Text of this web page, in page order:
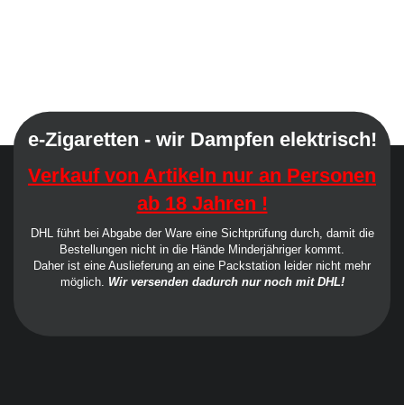
e-Zigaretten - wir Dampfen elektrisch!
Verkauf von Artikeln nur an Personen
ab 18 Jahren !
DHL führt bei Abgabe der Ware eine Sichtprüfung durch, damit die
Bestellungen nicht in die Hände Minderjähriger kommt.
Daher ist eine Auslieferung an eine Packstation leider nicht mehr
möglich. Wir versenden dadurch nur noch mit DHL!